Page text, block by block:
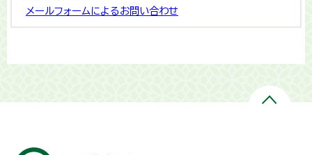
メールフォームによるお問い合わせ